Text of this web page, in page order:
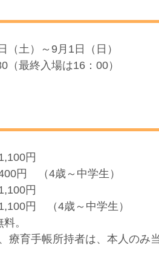
（土）～9月1日（日）
（最終入場は16：00）
円
円 （4歳～中学生）
円
円 （4歳～中学生）
。
療育手帳所持者は、本人のみ